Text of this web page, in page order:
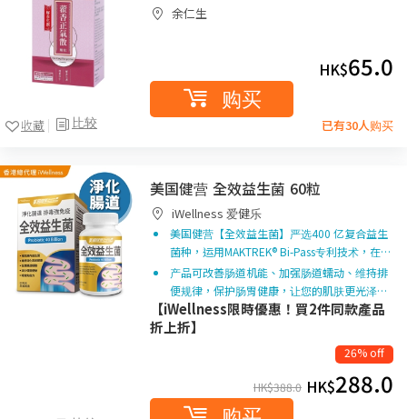
比较
收藏
余仁生
HK$65.0
购买
已有30人购买
美国健营 全效益生菌 60粒
iWellness 爱健乐
美国健营【全效益生菌】严选400 亿复合益生
菌种，运用MAKTREK® Bi-Pass专利技术，在…
产品可改善肠道机能、加强肠道蠕动、维持排
便规律，保护肠胃健康，让您的肌肤更光泽…
【iWellness限時優惠！買2件同款產品
折上折】
26% off
HK$388.0 HK$288.0